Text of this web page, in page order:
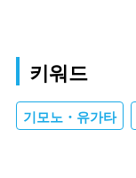
키워드
기모노・유가타